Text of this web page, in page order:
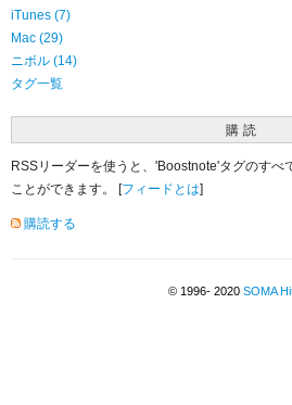
iTunes (7)
Mac (29)
ニボル (14)
タグ一覧
購読
RSSリーダーを使うと、'Boostnote'タグのすべ
ことができます。 [フィードとは]
購読する
© 1996- 2020 SOMA